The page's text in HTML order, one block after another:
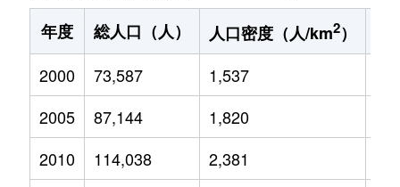
年度
総人口（人） 人口密度（人/km2）
2000
73,587 1,537
2005
87,144 1,820
2010
114,038 2,381